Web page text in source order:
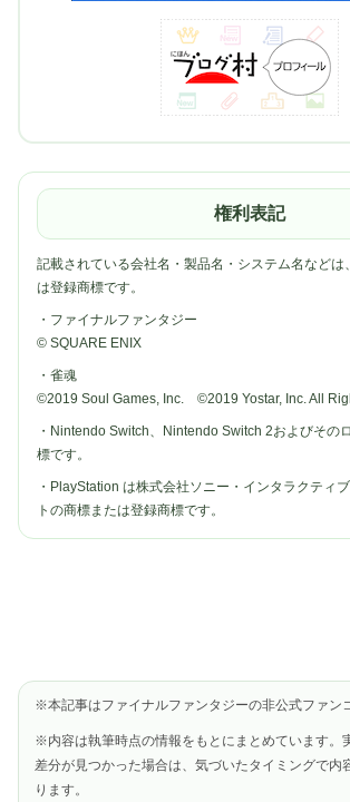
権利表記
記載されている会社名・製品名・システム名などは
は登録商標です。
・ファイナルファンタジー
© SQUARE ENIX
・雀魂
©2019 Soul Games, Inc. ©2019 Yostar, Inc. All
・Nintendo Switch、Nintendo Switch 2およびその
標です。
・PlayStation は株式会社ソニー・インタラクティ
トの商標または登録商標です。
※本記事はファイナルファンタジーの非公式ファン
※内容は執筆時点の情報をもとにまとめています。
差分が見つかった場合は、気づいたタイミングで内
ります。